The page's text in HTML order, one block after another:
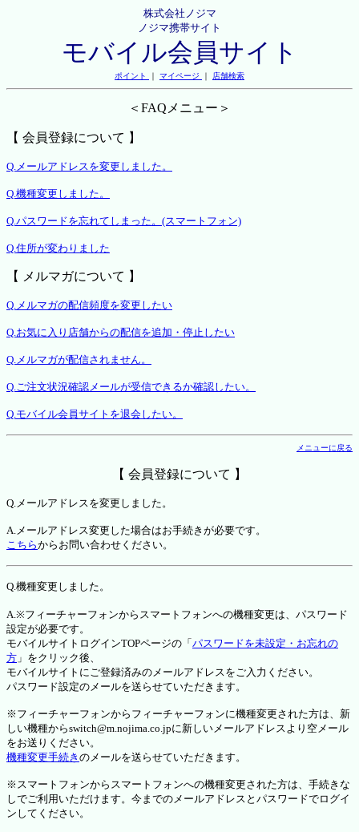
株式会社ノジマ
ノジマ携帯サイト
モバイル会員サイト
ポイント ｜ マイページ ｜ 店舗検索
＜FAQメニュー＞
【 会員登録について 】
Q.メールアドレスを変更しました。
Q.機種変更しました。
Q.パスワードを忘れてしまった。(スマートフォン)
Q.住所が変わりました
【 メルマガについて 】
Q.メルマガの配信頻度を変更したい
Q.お気に入り店舗からの配信を追加・停止したい
Q.メルマガが配信されません。
Q.ご注文状況確認メールが受信できるか確認したい。
Q.モバイル会員サイトを退会したい。
メニューに戻る
【 会員登録について 】
Q.メールアドレスを変更しました。
A.メールアドレス変更した場合はお手続きが必要です。
こちらからお問い合わせください。
Q.機種変更しました。
A.※フィーチャーフォンからスマートフォンへの機種変更は、パスワード
設定が必要です。
モバイルサイトログインTOPページの「 パスワードを未設定・お忘れの
方 」をクリック後、
モバイルサイトにご登録済みのメールアドレスをご入力ください。
パスワード設定のメールを送らせていただきます。
※フィーチャーフォンからフィーチャーフォンに機種変更された方は、新
しい機種からswitch@m.nojima.co.jpに新しいメールアドレスより空メール
をお送りください。
機種変更手続き のメールを送らせていただきます。
※スマートフォンからスマートフォンへの機種変更された方は、手続きな
しでご利用いただけます。今までのメールアドレスとパスワードでログイ
ンしてください。